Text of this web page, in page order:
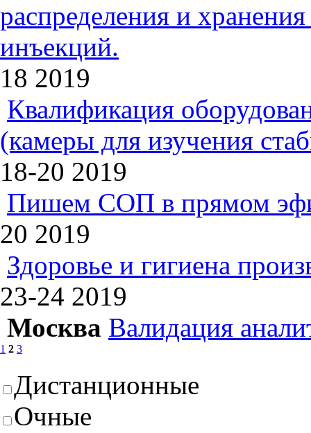
распределения и
инъекций.
18 2019
Квалификация
(камеры для изучения
18-20 2019
Пишем СОП в прямом
20 2019
Здоровье и гигиена
23-24 2019
Москва Валидация
1 2 3
Дистанционные
Очные